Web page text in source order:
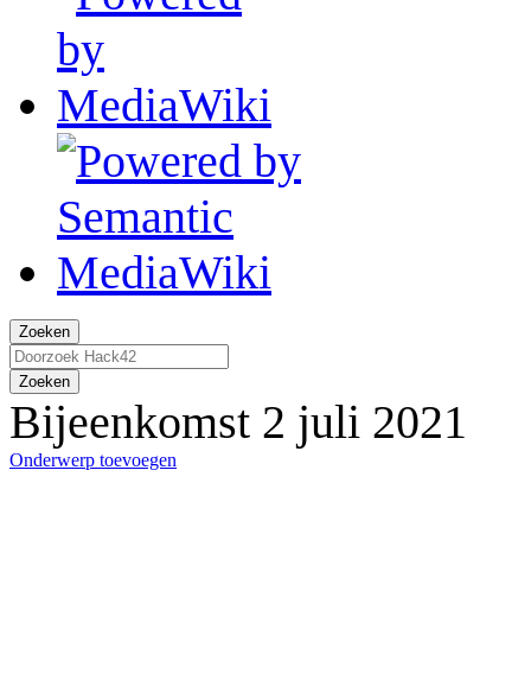
Zoeken
Zoeken
Bijeenkomst 2 juli 2021
Onderwerp toevoegen